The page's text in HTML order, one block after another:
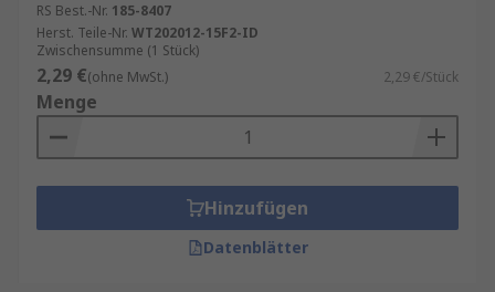
RS Best.-Nr. 185-8407
Herst. Teile-Nr. WT202012-15F2-ID
Zwischensumme (1 Stück)
2,29 €(ohne MwSt.) 2,29 €/Stück
Menge
Hinzufügen
Datenblätter